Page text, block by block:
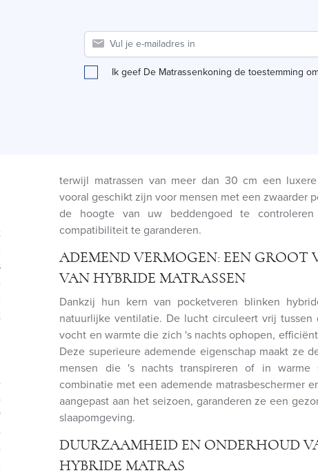
Ik geef De Matrassenkoning de toestemming
terwijl matrassen van meer dan 30 cm een
vooral geschikt zijn voor mensen met een zwaarder
de hoogte van uw beddengoed te
compatibiliteit te garanderen.
ADEMEND VERMOGEN: EEN GROOT
VAN HYBRIDE MATRASSEN
Dankzij hun kern van pocketveren blinken
natuurlijke ventilatie. De lucht circuleert vrij tussen
vocht en warmte die zich 's nachts ophopen,
Deze superieure ademende eigenschap maakt ze
mensen die 's nachts transpireren of in warme
combinatie met een ademende matrasbeschermer
aangepast aan het seizoen, garanderen ze een
slaapomgeving.
DUURZAAMHEID EN ONDERHOUD
HYBRIDE MATRAS